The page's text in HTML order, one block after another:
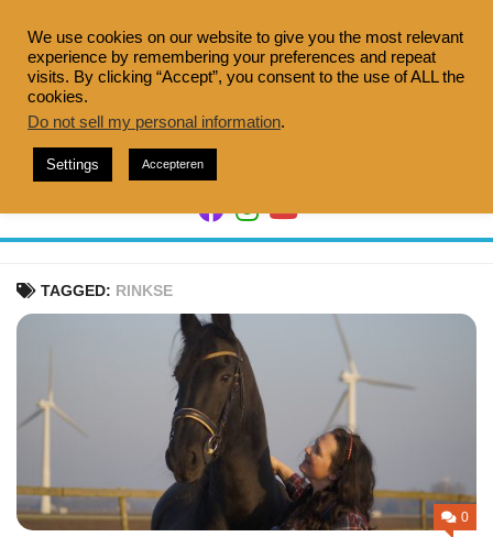
naar
inhoud
TAGGED: RINKSE
0
We use cookies on our website to give you the most relevant
experience by remembering your preferences and repeat
visits. By clicking “Accept”, you consent to the use of ALL the
cookies.
Do not sell my personal information.
Settings Accepteren